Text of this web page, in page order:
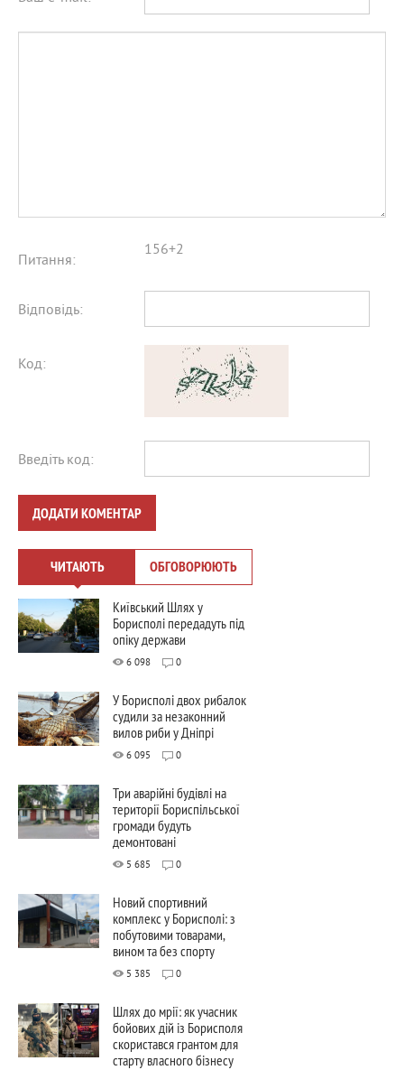
Питання:
156+2
Відповідь:
Код:
Введіть код:
ДОДАТИ КОМЕНТАР
ЧИТАЮТЬ ОБГОВОРЮЮТЬ
Київський Шлях у
Борисполі передадуть під
опіку держави
6 098 0
У Борисполі двох рибалок
судили за незаконний
вилов риби у Дніпрі
6 095 0
Три аварійні будівлі на
території Бориспільської
громади будуть
демонтовані
5 685 0
Новий спортивний
комплекс у Борисполі: з
побутовими товарами,
вином та без спорту
5 385 0
Шлях до мрії: як учасник
бойових дій із Борисполя
скористався грантом для
старту власного бізнесу